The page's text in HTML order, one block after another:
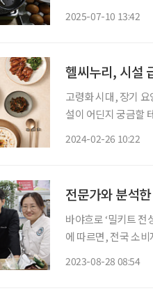
2025-07-10 13:42
헬씨누리, 시설
고령화 시대, 장기
설이 어딘지 궁금할
2024-02-26 10:22
전문가와 분석
바야흐로 ‘밀키트
에 따르면, 전국 소
2023-08-28 08:54